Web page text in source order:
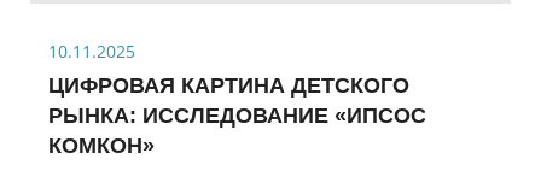
10.11.2025
ЦИФРОВАЯ КАРТИНА ДЕТСКОГО
РЫНКА: ИССЛЕДОВАНИЕ «ИПСОС
КОМКОН»